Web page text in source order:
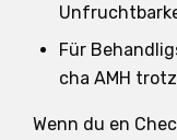
Für
cha AMH
Wenn du en